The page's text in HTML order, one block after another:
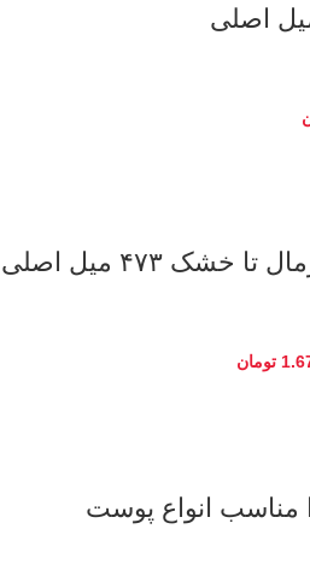
۴۷۳ میل اصلی
تومان
مناسب انواع پوست